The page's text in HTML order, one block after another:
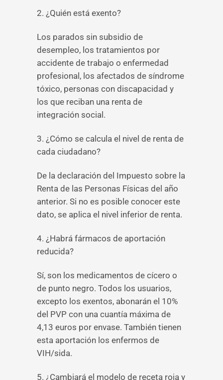
2. ¿Quién está exento?
Los parados sin subsidio de
desempleo, los tratamientos por
accidente de trabajo o enfermedad
profesional, los afectados de síndrome
tóxico, personas con discapacidad y
los que reciban una renta de
integración social.
3. ¿Cómo se calcula el nivel de renta de
cada ciudadano?
De la declaración del Impuesto sobre la
Renta de las Personas Físicas del año
anterior. Si no es posible conocer este
dato, se aplica el nivel inferior de renta.
4. ¿Habrá fármacos de aportación
reducida?
Sí, son los medicamentos de cícero o
de punto negro. Todos los usuarios,
excepto los exentos, abonarán el 10%
del PVP con una cuantía máxima de
4,13 euros por envase. También tienen
esta aportación los enfermos de
VIH/sida.
5. ¿Cambiará el modelo de receta roja y